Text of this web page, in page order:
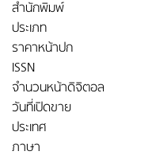
สำนักพิมพ์
ประเภท
ราคาหน้าปก
ISSN
จำนวนหน้าดิจิตอล
วันที่เปิดขาย
ประเทศ
ภาษา